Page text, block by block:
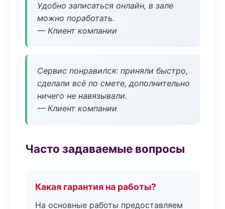
Удобно записаться онлайн, в зале
можно поработать.
— Клиент компании
Сервис понравился: приняли быстро,
сделали всё по смете, дополнительно
ничего не навязывали.
— Клиент компании
Часто задаваемые вопросы
Какая гарантия на работы?
На основные работы предоставляем